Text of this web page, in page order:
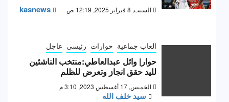
السبت, 8 فبراير 2025, 12:19 ص kasnews
العاب جماعية حوارات رئيسى عاجل
حوار| وائل عبدالعاطي:منتخب الناشئين
لليد حقق انجاز وتعرض للظلم
الخميس, 17 أغسطس 2023, 3:10 م
سيد خلف الله